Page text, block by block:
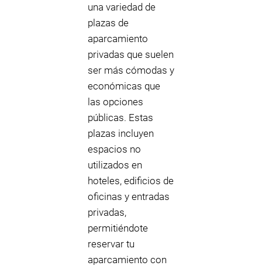
una variedad de
plazas de
aparcamiento
privadas que suelen
ser más cómodas y
económicas que
las opciones
públicas. Estas
plazas incluyen
espacios no
utilizados en
hoteles, edificios de
oficinas y entradas
privadas,
permitiéndote
reservar tu
aparcamiento con